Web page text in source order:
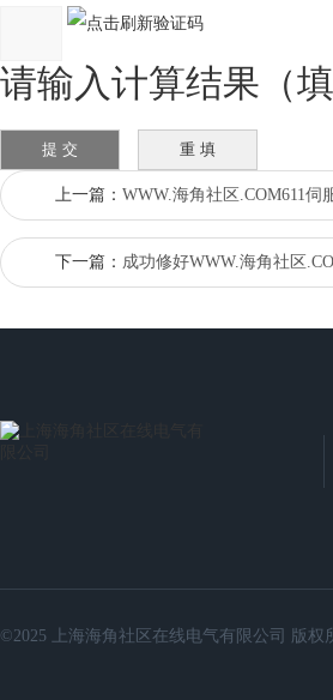
请输入计算结果（填
上一篇： WWW.海角社区.COM611
下一篇： 成功修好WWW.海角社区
©2025 上海海角社区在线电气有限公司 版权